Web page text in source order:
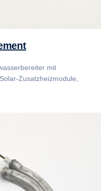
mit
Zusatzheizmodule,